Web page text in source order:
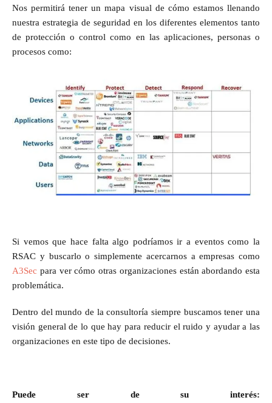
Nos permitirá tener un mapa visual de cómo estamos llenando
nuestra estrategia de seguridad en los diferentes elementos tanto
de protección o control como en las aplicaciones, personas o
procesos como:
Si vemos que hace falta algo podríamos ir a eventos como la
RSAC y buscarlo o simplemente acercarnos a empresas como
A3Sec para ver cómo otras organizaciones están abordando esta
problemática.
Dentro del mundo de la consultoría siempre buscamos tener una
visión general de lo que hay para reducir el ruido y ayudar a las
organizaciones en este tipo de decisiones.
Puede ser de su interés: